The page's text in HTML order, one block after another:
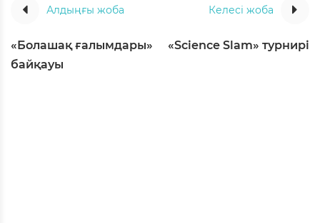
Алдыңғы жоба
«Болашақ ғалымдары»
байқауы
Келесі жоба
«Science Slam» турнирі